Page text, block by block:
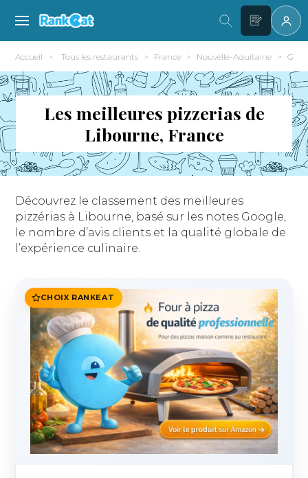
Accueil Tous les restaurants France Nouvelle-Aquitaine
Les meilleures pizzerias de
Libourne, France
Découvrez le classement des meilleures
pizzérias à Libourne, basé sur les notes Google,
le nombre d’avis clients et la qualité globale de
l’expérience culinaire.
CHOIX RANKEAT